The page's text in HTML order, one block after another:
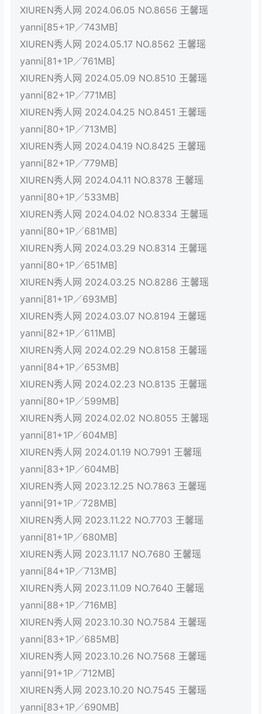
XIUREN秀人网 2024.06.05 NO.8656 王馨瑶
yanni[85+1P／743MB]
XIUREN秀人网 2024.05.17 NO.8562 王馨瑶
yanni[81+1P／761MB]
XIUREN秀人网 2024.05.09 NO.8510 王馨瑶
yanni[82+1P／771MB]
XIUREN秀人网 2024.04.25 NO.8451 王馨瑶
yanni[80+1P／713MB]
XIUREN秀人网 2024.04.19 NO.8425 王馨瑶
yanni[82+1P／779MB]
XIUREN秀人网 2024.04.11 NO.8378 王馨瑶
yanni[80+1P／533MB]
XIUREN秀人网 2024.04.02 NO.8334 王馨瑶
yanni[80+1P／681MB]
XIUREN秀人网 2024.03.29 NO.8314 王馨瑶
yanni[80+1P／651MB]
XIUREN秀人网 2024.03.25 NO.8286 王馨瑶
yanni[81+1P／693MB]
XIUREN秀人网 2024.03.07 NO.8194 王馨瑶
yanni[82+1P／611MB]
XIUREN秀人网 2024.02.29 NO.8158 王馨瑶
yanni[84+1P／653MB]
XIUREN秀人网 2024.02.23 NO.8135 王馨瑶
yanni[80+1P／599MB]
XIUREN秀人网 2024.02.02 NO.8055 王馨瑶
yanni[81+1P／604MB]
XIUREN秀人网 2024.01.19 NO.7991 王馨瑶
yanni[83+1P／604MB]
XIUREN秀人网 2023.12.25 NO.7863 王馨瑶
yanni[91+1P／728MB]
XIUREN秀人网 2023.11.22 NO.7703 王馨瑶
yanni[81+1P／680MB]
XIUREN秀人网 2023.11.17 NO.7680 王馨瑶
yanni[84+1P／713MB]
XIUREN秀人网 2023.11.09 NO.7640 王馨瑶
yanni[88+1P／716MB]
XIUREN秀人网 2023.10.30 NO.7584 王馨瑶
yanni[83+1P／685MB]
XIUREN秀人网 2023.10.26 NO.7568 王馨瑶
yanni[91+1P／712MB]
XIUREN秀人网 2023.10.20 NO.7545 王馨瑶
yanni[83+1P／690MB]